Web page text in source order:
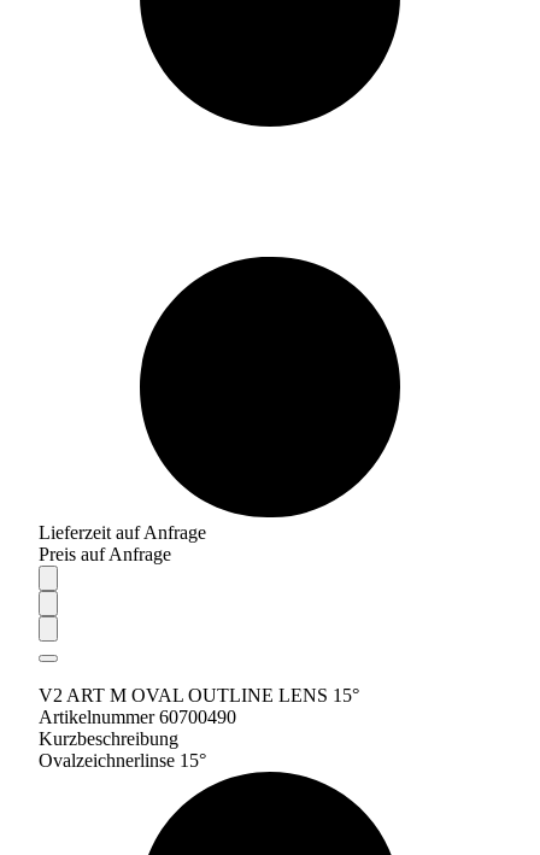
Lieferzeit auf Anfrage
Preis auf Anfrage
V2 ART M OVAL OUTLINE LENS 15°
Artikelnummer 60700490
Kurzbeschreibung
Ovalzeichnerlinse 15°